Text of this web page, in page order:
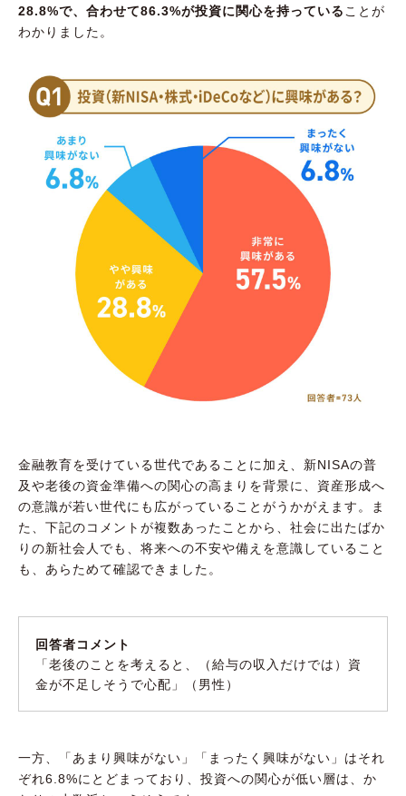
28.8%で、合わせて86.3%が投資に関心を持っていることが
わかりました。
金融教育を受けている世代であることに加え、新NISAの普
及や老後の資金準備への関心の高まりを背景に、資産形成へ
の意識が若い世代にも広がっていることがうかがえます。ま
た、下記のコメントが複数あったことから、社会に出たばか
りの新社会人でも、将来への不安や備えを意識していること
も、あらためて確認できました。
回答者コメント
「老後のことを考えると、（給与の収入だけでは）資
金が不足しそうで心配」（男性）
一方、「あまり興味がない」「まったく興味がない」はそれ
ぞれ6.8%にとどまっており、投資への関心が低い層は、か